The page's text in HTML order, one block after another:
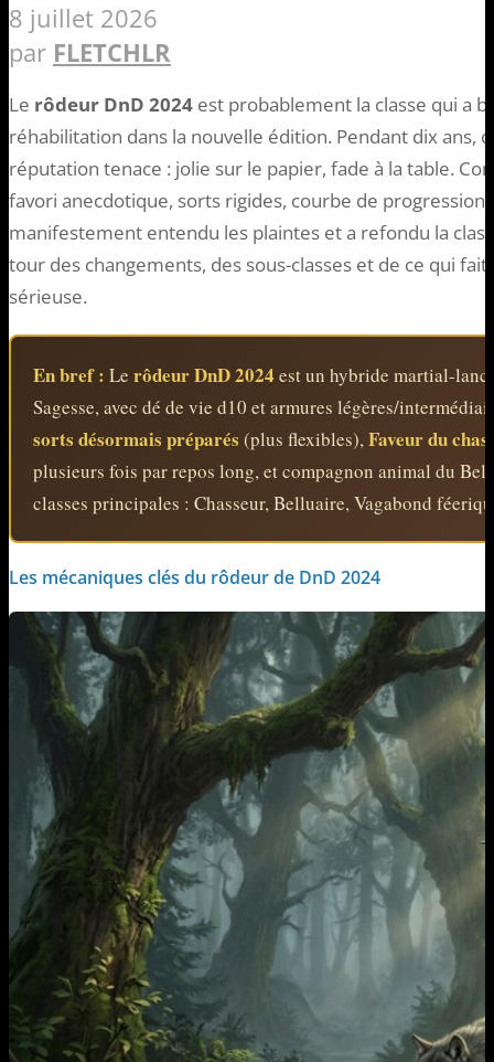
8 juillet 2026
par FLETCHLR
Le rôdeur DnD 2024 est probablement la classe qui a
réhabilitation dans la nouvelle édition. Pendant dix ans,
réputation tenace : jolie sur le papier, fade à la table.
favori anecdotique, sorts rigides, courbe de progression
manifestement entendu les plaintes et a refondu la
tour des changements, des sous-classes et de ce qui
sérieuse.
En bref : Le rôdeur DnD 2024 est un hybride martial-
Sagesse, avec dé de vie d10 et armures légères/
sorts désormais préparés (plus flexibles),Faveur du
plusieurs fois par repos long, et compagnon animal du
classes principales : Chasseur, Belluaire, Vagabond
Les mécaniques clés du rôdeur de DnD 2024